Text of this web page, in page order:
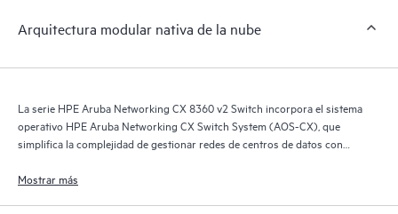
Arquitectura modular nativa de la nube
La serie HPE Aruba Networking CX 8360 v2 Switch incorpora el sistema
operativo HPE Aruba Networking CX Switch System (AOS-CX), que
simplifica la complejidad de gestionar redes de centros de datos con
organización de TI.
Mostrar más